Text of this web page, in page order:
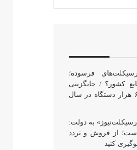
فرسوده؛
کشور؟ / جایگزینی
کامل فرسوده‌ها با تولید ۶۰۰ هزار دستگاه در سال
به دولت:
از فروش و تردد
کنید